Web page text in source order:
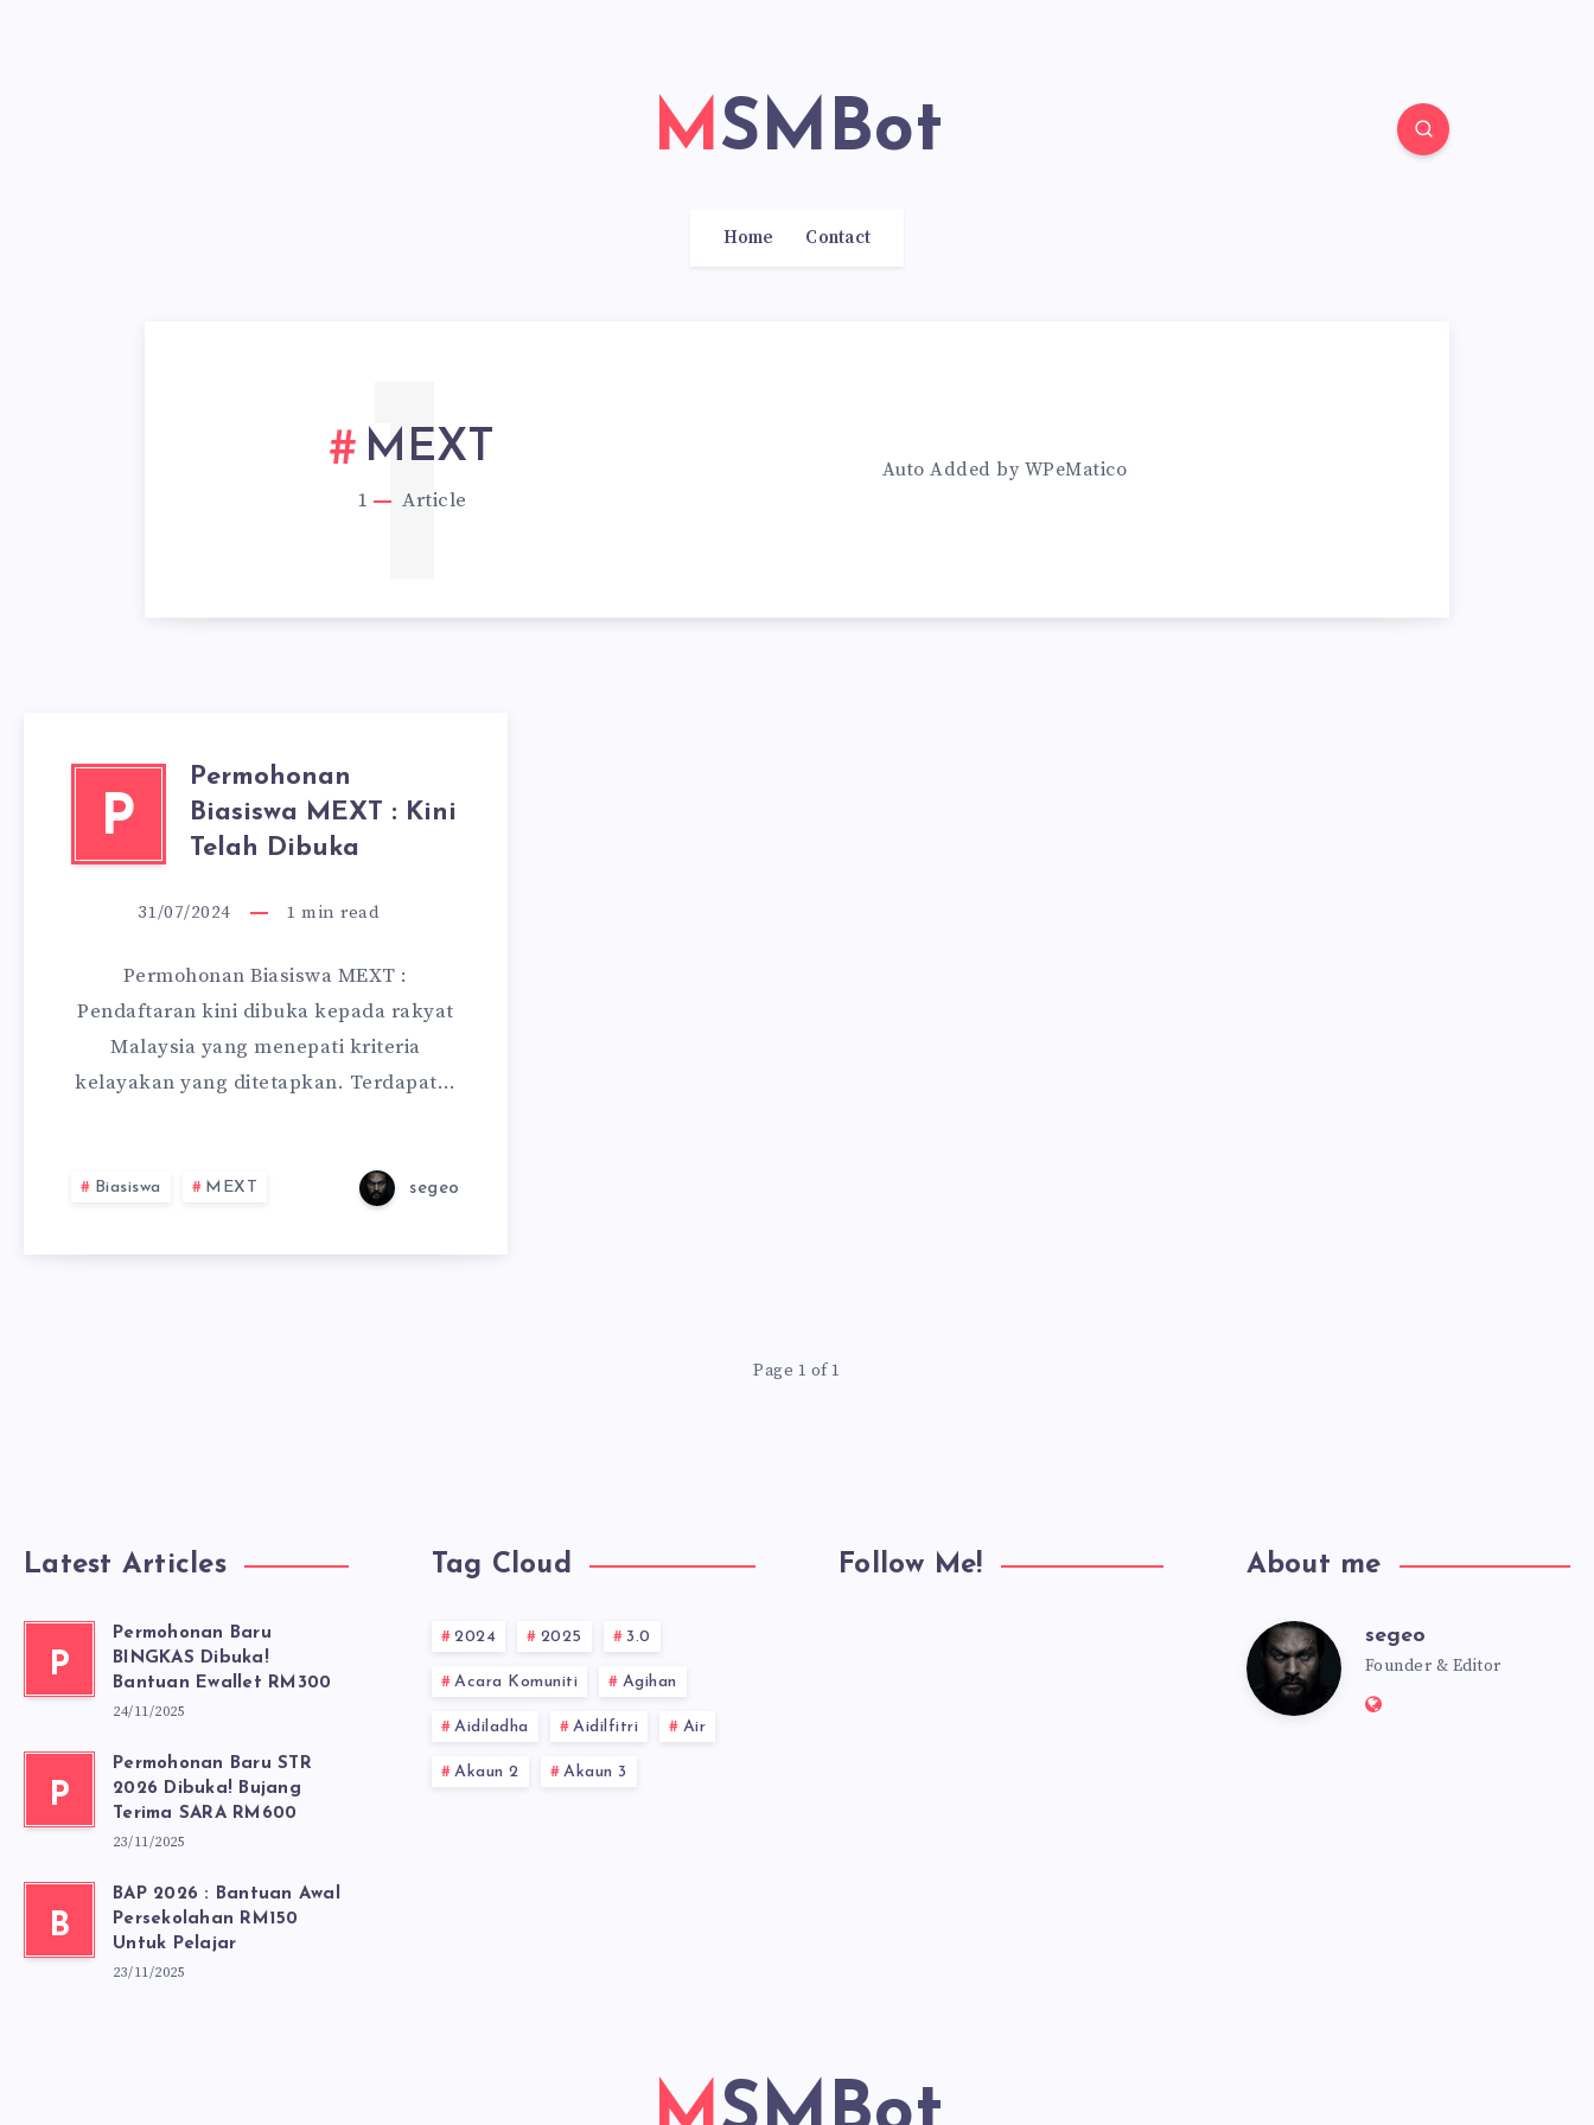
MSMBot
Home Contact
MEXT
1 Article
1 Auto Added by WPeMatico
P
Permohonan
Biasiswa MEXT : Kini
Telah Dibuka
31/07/2024 1 min read
Permohonan Biasiswa MEXT :
Pendaftaran kini dibuka kepada rakyat
Malaysia yang menepati kriteria
kelayakan yang ditetapkan. Terdapat…
Biasiswa MEXT segeo
Page 1 of 1
Latest Articles
P
Permohonan Baru
BINGKAS Dibuka!
Bantuan Ewallet RM300
24/11/2025
P
Permohonan Baru STR
2026 Dibuka! Bujang
Terima SARA RM600
23/11/2025
B
BAP 2026 : Bantuan Awal
Persekolahan RM150
Untuk Pelajar
23/11/2025
Tag Cloud
2024 2025 3.0
Acara Komuniti Agihan
Aidiladha Aidilfitri Air
Akaun 2 Akaun 3
Follow Me! About me
segeo segeo
Founder & Editor
Website: